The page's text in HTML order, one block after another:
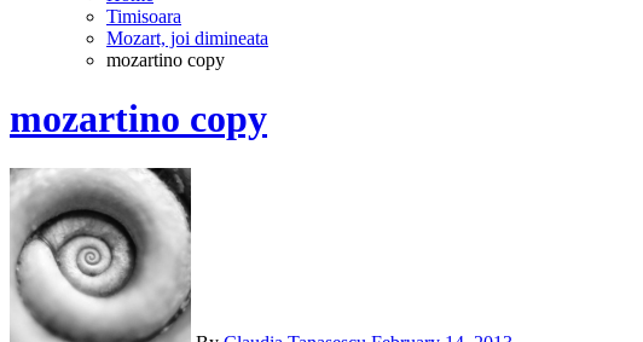
Timisoara
Mozart, joi dimineata
mozartino copy
mozartino copy